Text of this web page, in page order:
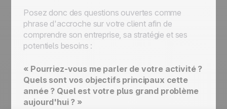
Posez donc des questions ouvertes comme
phrase d'accroche sur votre client afin de
comprendre son entreprise, sa stratégie et ses
potentiels besoins :
« Pourriez-vous me parler de votre activité ?
Quels sont vos objectifs principaux cette
année ? Quel est votre plus grand problème
aujourd'hui ? »